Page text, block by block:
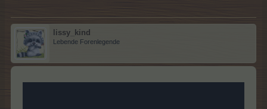
lissy_kind
Lebende Forenlegende